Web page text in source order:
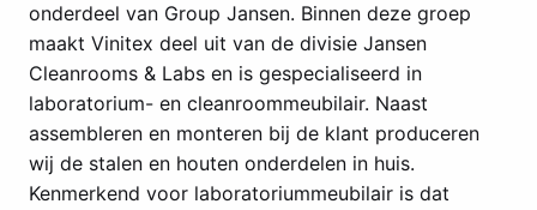
onderdeel van Group Jansen. Binnen deze groep
maakt Vinitex deel uit van de divisie Jansen
Cleanrooms & Labs en is gespecialiseerd in
laboratorium- en cleanroommeubilair. Naast
assembleren en monteren bij de klant produceren
wij de stalen en houten onderdelen in huis.
Kenmerkend voor laboratoriummeubilair is dat